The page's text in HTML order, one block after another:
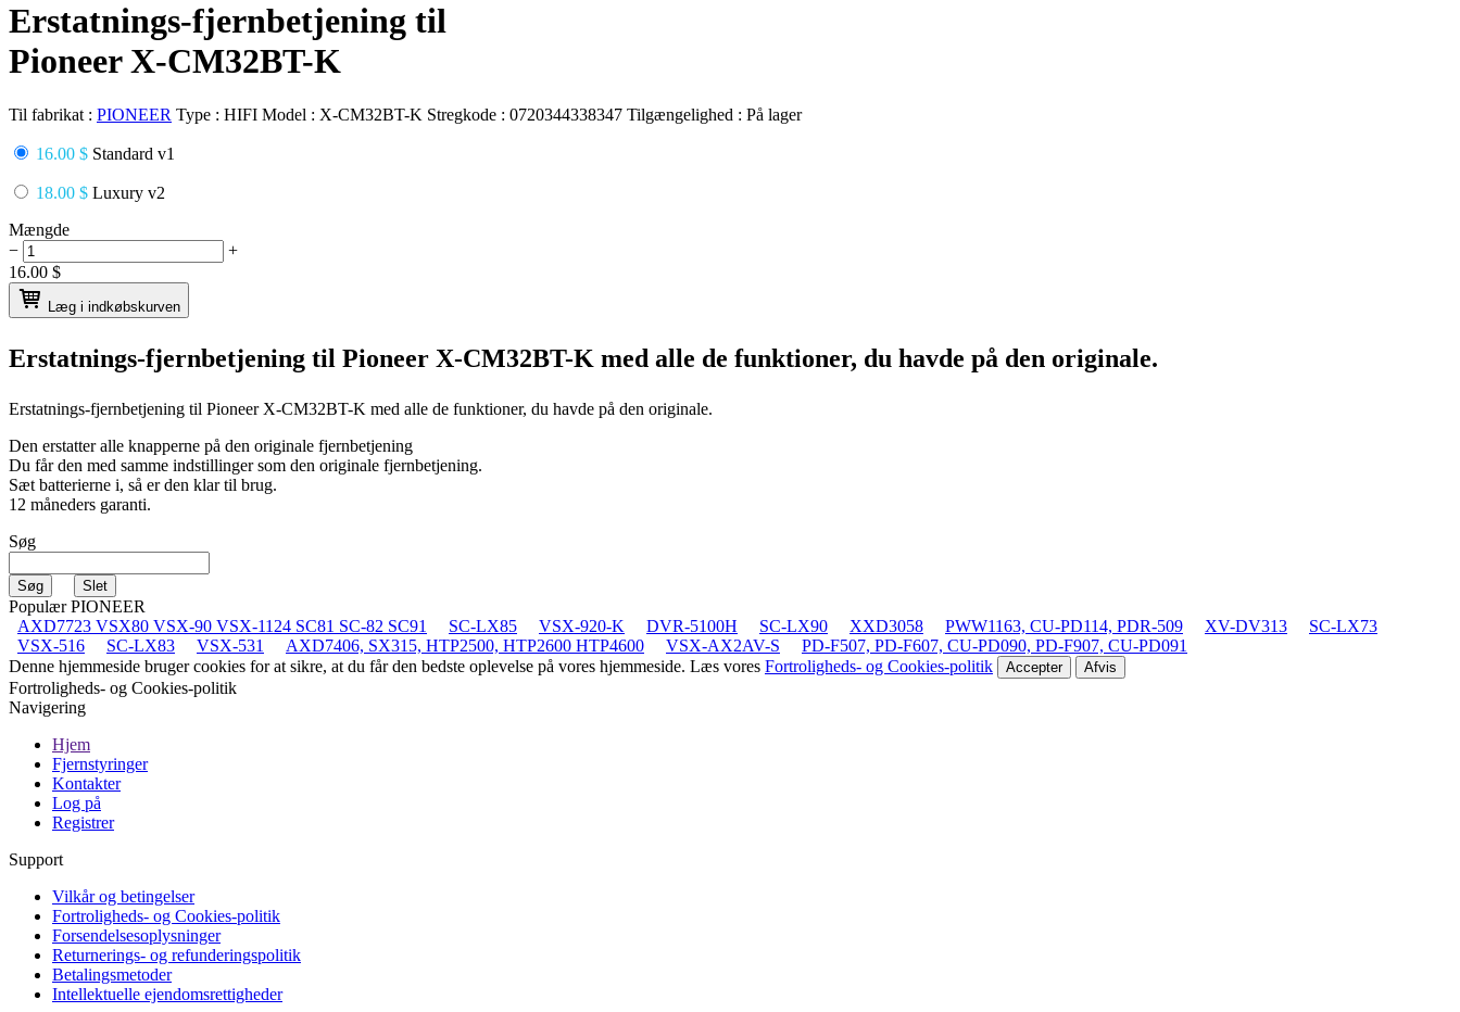
Erstatnings-fjernbetjening til
Pioneer X-CM32BT-K
Til fabrikat : PIONEER Type : HIFI Model : X-CM32BT-K Stregkode : 0720344338347 Tilgængelighed : På lager
16.00 $ Standard v1
18.00 $ Luxury v2
Mængde
−
+
16.00 $
Læg i indkøbskurven
Erstatnings-fjernbetjening til Pioneer X-CM32BT-K med alle de funktioner, du havde på den originale.
Erstatnings-fjernbetjening til Pioneer X-CM32BT-K med alle de funktioner, du havde på den originale.
Den erstatter alle knapperne på den originale fjernbetjening
Du får den med samme indstillinger som den originale fjernbetjening.
Sæt batterierne i, så er den klar til brug.
12 måneders garanti.
Søg
Populær PIONEER
AXD7723 VSX80 VSX-90 VSX-1124 SC81 SC-82 SC91
SC-LX85 VSX-920-K DVR-5100H SC-LX90 XXD3058 PWW1163, CU-PD114, PDR-509 XV-DV313
SC-LX73
VSX-516
SC-LX83 VSX-531 AXD7406, SX315, HTP2500, HTP2600 HTP4600 VSX-AX2AV-S
PD-F507, PD-F607, CU-PD090, PD-F907, CU-PD091
Denne hjemmeside bruger cookies for at sikre, at du får den bedste oplevelse på vores hjemmeside. Læs vores Fortroligheds- og Cookies-politik Accepter Afvis
Fortroligheds- og Cookies-politik
Navigering
Hjem
Fjernstyringer
Kontakter
Log på
Registrer
Support
Vilkår og betingelser
Fortroligheds- og Cookies-politik
Forsendelsesoplysninger
Returnerings- og refunderingspolitik
Betalingsmetoder
Intellektuelle ejendomsrettigheder